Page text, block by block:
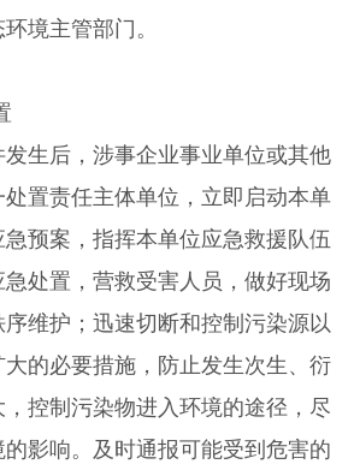
境主管部门。
发生后，涉事企业事业单位或其他
置责任主体单位，立即启动本单
预案，指挥本单位应急救援队伍
处置，营救受害人员，做好现场
序维护；迅速切断和控制污染源以
的必要措施，防止发生次生、衍
控制污染物进入环境的途径，尽
影响。及时通报可能受到危害的